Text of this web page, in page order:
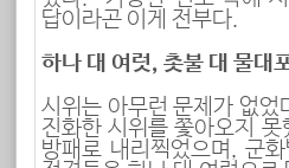
답이라곤 이게 전부다.
하나 대 여럿, 촛불 대 물대
시위는 아무런 문제가 없었
진화한 시위를 쫓아오지
방패로 내리찍었으며, 군